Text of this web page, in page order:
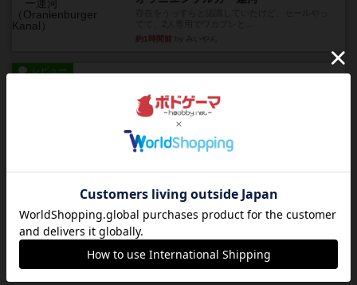
約1時間前
レビュー
フィッシェン2
ゲームの流れはフィッシェンだが、ゲーム開始時
はペリカンとエビの2スート...
約2時間前
パイパー戦闘団2
約2時間前by Chaco
レビュー パイパー戦闘団1
1993年にAvalon Hill社が出版した『Kampfgruppe...
約2時間前by Chaco